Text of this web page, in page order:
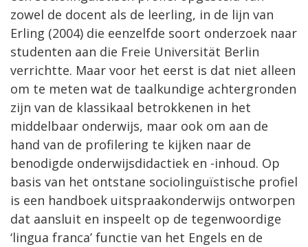
zowel de docent als de leerling, in de lijn van
Erling (2004) die eenzelfde soort onderzoek naar
studenten aan die Freie Universität Berlin
verrichtte. Maar voor het eerst is dat niet alleen
om te meten wat de taalkundige achtergronden
zijn van de klassikaal betrokkenen in het
middelbaar onderwijs, maar ook om aan de
hand van de profilering te kijken naar de
benodigde onderwijsdidactiek en -inhoud. Op
basis van het ontstane sociolinguïstische profiel
is een handboek uitspraakonderwijs ontworpen
dat aansluit en inspeelt op de tegenwoordige
‘lingua franca’ functie van het Engels en de